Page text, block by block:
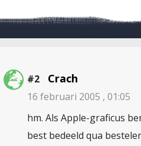
#2 Crach
16 februari 2005 , 01:05
hm. Als Apple-graficus
best bedeeld qua